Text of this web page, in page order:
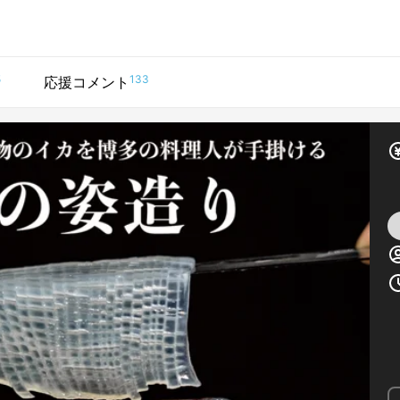
応援コメント 133